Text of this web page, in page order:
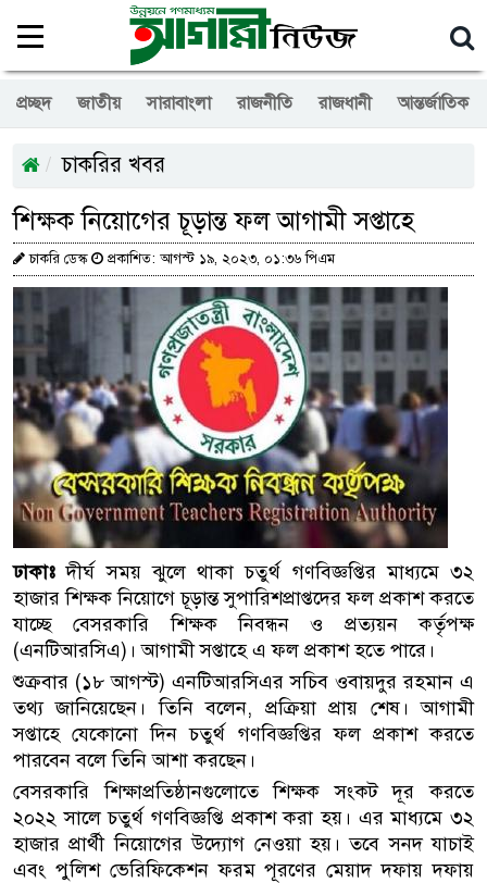
প্রচ্ছদ জাতীয় সারাবাংলা রাজনীতি রাজধানী আন্তর্জাতিক
চাকরির খবর
শিক্ষক নিয়োগের চূড়ান্ত ফল আগামী সপ্তাহে
চাকরি ডেস্ক প্রকাশিত: আগস্ট ১৯, ২০২৩, ০১:৩৬ পিএম
ঢাকাঃদীর্ঘ সময় ঝুলে থাকা চতুর্থ গণবিজ্ঞপ্তির মাধ্যমে ৩২
হাজার শিক্ষক নিয়োগে চূড়ান্ত সুপারিশপ্রাপ্তদের ফল প্রকাশ করতে
যাচ্ছে বেসরকারি শিক্ষক নিবন্ধন ও প্রত্যয়ন কর্তৃপক্ষ
(এনটিআরসিএ)। আগামী সপ্তাহে এ ফল প্রকাশ হতে পারে।
শুক্রবার (১৮ আগস্ট) এনটিআরসিএর সচিব ওবায়দুর রহমান এ
তথ্য জানিয়েছেন। তিনি বলেন, প্রক্রিয়া প্রায় শেষ। আগামী
সপ্তাহে যেকোনো দিন চতুর্থ গণবিজ্ঞপ্তির ফল প্রকাশ করতে
পারবেন বলে তিনি আশা করছেন।
বেসরকারি শিক্ষাপ্রতিষ্ঠানগুলোতে শিক্ষক সংকট দূর করতে
২০২২ সালে চতুর্থ গণবিজ্ঞপ্তি প্রকাশ করা হয়। এর মাধ্যমে ৩২
হাজার প্রার্থী নিয়োগের উদ্যোগ নেওয়া হয়। তবে সনদ যাচাই
এবং পুলিশ ভেরিফিকেশন ফরম পূরণের মেয়াদ দফায় দফায়